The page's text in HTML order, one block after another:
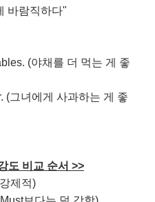
바람직하다"
(야채를 더 먹는 게 좋
(그녀에게 사과하는 게 좋
도 비교 순서 >>
제적)